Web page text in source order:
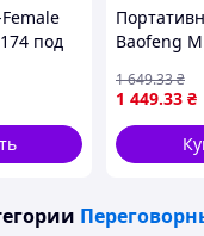
под
Baofeng
связь на
1 449.33 ₴
1 649.33₴